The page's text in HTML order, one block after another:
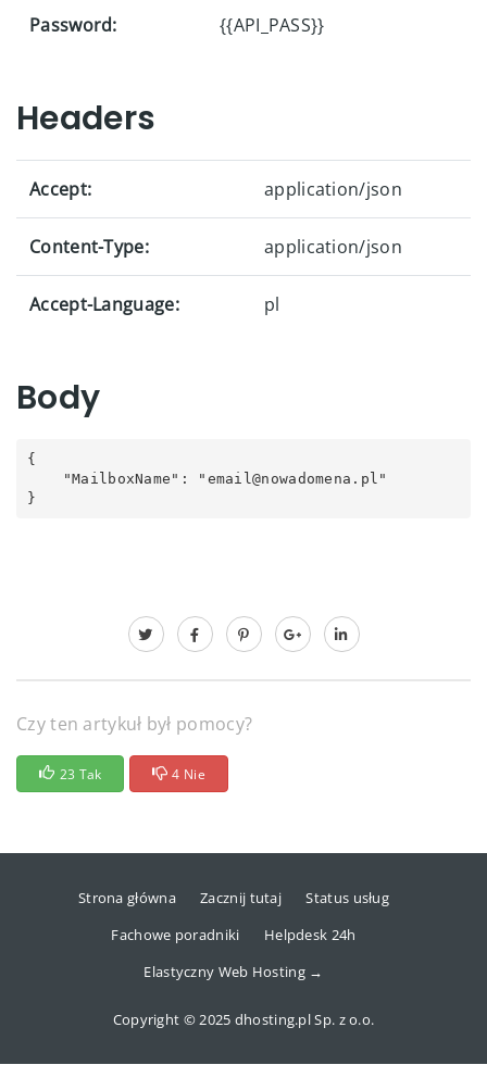
Password: {{API_PASS}}
Headers
Accept: application/json
Content-Type: application/json
Accept-Language: pl
Body
{
}
Czy ten artykuł był pomocy?
23 Tak 4 Nie
Strona główna Zacznij tutaj
Status usług
Fachowe poradniki
Helpdesk 24h
Elastyczny Web Hosting →
Copyright © 2025 dhosting.pl Sp. z o.o.